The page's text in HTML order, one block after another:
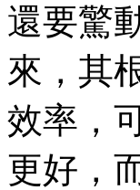
還要驚
來，其
效率，
更好，